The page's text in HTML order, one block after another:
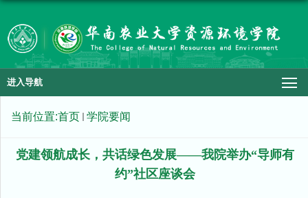
进入导航
当前位置:首页 学院要闻
党建领航成长，共话绿色发展——我院举办“导师有
约”社区座谈会